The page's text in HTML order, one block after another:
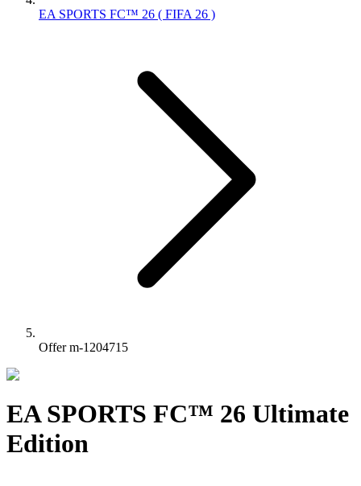
EA SPORTS FC™ 26 ( FIFA 26 )
Offer m-1204715
EA SPORTS FC™ 26 Ultimate
Edition